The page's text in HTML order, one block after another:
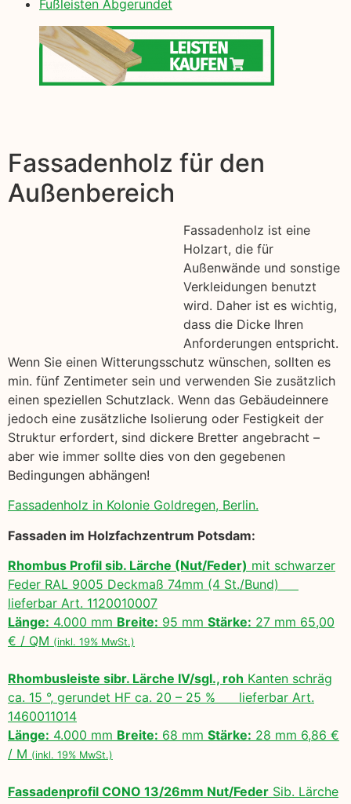
Fußleisten Abgerundet
Fassadenholz für den
Außenbereich
Fassadenholz ist eine
Holzart, die für
Außenwände und sonstige
Verkleidungen benutzt
wird. Daher ist es wichtig,
dass die Dicke Ihren
Anforderungen entspricht.
Wenn Sie einen Witterungsschutz wünschen, sollten es
min. fünf Zentimeter sein und verwenden Sie zusätzlich
einen speziellen Schutzlack. Wenn das Gebäudeinnere
jedoch eine zusätzliche Isolierung oder Festigkeit der
Struktur erfordert, sind dickere Bretter angebracht –
aber wie immer sollte dies von den gegebenen
Bedingungen abhängen!
Fassadenholz in Kolonie Goldregen, Berlin.
Fassaden im Holzfachzentrum Potsdam:
Rhombus Profil sib. Lärche (Nut/Feder) mit schwarzer
Feder RAL 9005 Deckmaß 74mm (4 St./Bund)
lieferbar Art. 1120010007
Länge: 4.000 mm Breite: 95 mm Stärke: 27 mm 65,00
€ / QM (inkl. 19% MwSt.)
Rhombusleiste sibr. Lärche IV/sgl., roh Kanten schräg
ca. 15 °, gerundet HF ca. 20 – 25 % lieferbar Art.
1460011014
Länge: 4.000 mm Breite: 68 mm Stärke: 28 mm 6,86 €
/ M (inkl. 19% MwSt.)
Fassadenprofil CONO 13/26mm Nut/Feder Sib. Lärche